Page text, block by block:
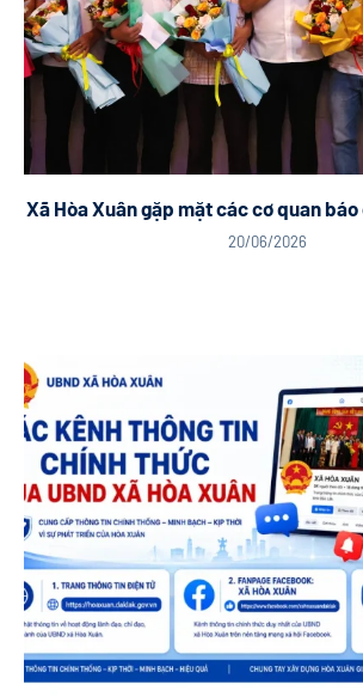
Xã Hòa Xuân gặp mặt các cơ quan
20/06/2026